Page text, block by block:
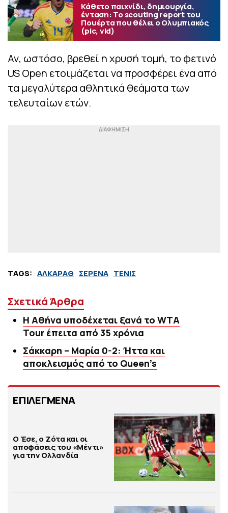
Κάθετο παιχνίδι, δημιουργία,
ένταση: Το scouting report του
Πουέρτα που θέλει ο Ολυμπιακός
(pic, vid)
Αν, ωστόσο, βρεθεί η χρυσή τομή, το φετινό
US Open ετοιμάζεται να προσφέρει ένα από
τα μεγαλύτερα αθλητικά θεάματα των
τελευταίων ετών.
TAGS: ΑΛΚΑΡΑΘ ΣΕΡΕΝΑ ΤΕΝΙΣ
Σχετικά Άρθρα
Η Αθήνα υποδέχεται ξανά το WTA
Tour έπειτα από 35 χρόνια
Σάκκαρη – Μαρία 0-2: Ήττα και
αποκλεισμός από το Queen’s
ΕΠΙΛΕΓΜΕΝΑ
Ο Έσε, ο Ζότα και οι
αποφάσεις του «Μέντι»
για την Ολλανδία